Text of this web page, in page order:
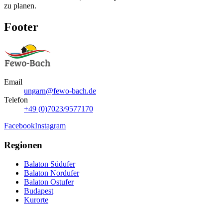
zu planen.
Footer
Email
ungarn@fewo-bach.de
Telefon
+49 (0)7023/9577170
FacebookInstagram
Regionen
Balaton Südufer
Balaton Nordufer
Balaton Ostufer
Budapest
Kurorte